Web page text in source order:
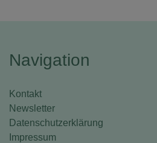
Navigation
Kontakt
Newsletter
Datenschutzerklärung
Impressum